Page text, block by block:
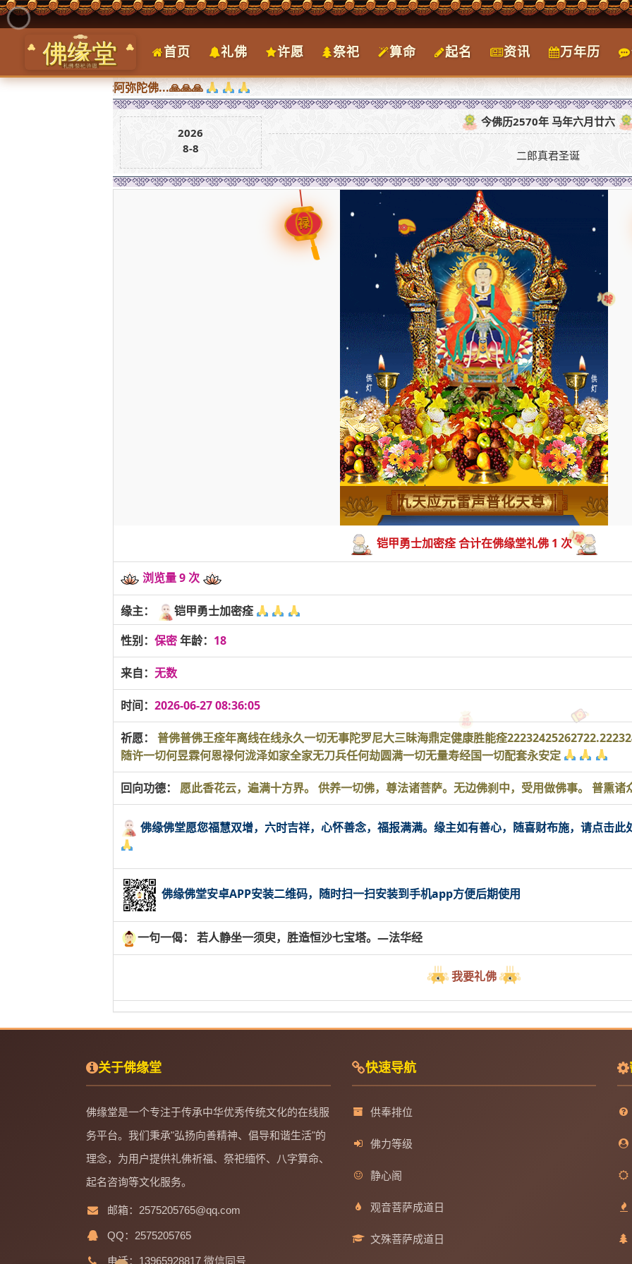
首页 礼佛 许愿 祭祀 算命 起名 资讯 万年历
所求皆圆满，南无阿弥陀佛...🙏🙏🙏
2026
8-8
今佛历2570年 马年六月廿六
二郎真君圣诞
禄
九天应元雷声普化天尊
铠甲勇士加密痊 合计在佛缘堂礼佛 1 次
浏览量 9 次
缘主：
铠甲勇士加密痊
性别： 保密年龄： 18
来自： 无数
时间： 2026-06-27 08:36:05
祈愿：
普佛普佛王痊年离线在线永久一切无事陀罗尼大三昧海鼎定健康胜能痊
随许一切何昱霖何恩禄何泷泽如家全家无刀兵任何劫圆满一切无量寿经国一切配套永安定
回向功德： 愿此香花云，遍满十方界。 供养一切佛，尊法诸菩萨。无边佛刹中，受用做佛事。 普熏
佛缘佛堂愿您福慧双增，六时吉祥，心怀善念，福报满满。缘主如有善心，随喜财布施，请点击
佛缘佛堂安卓APP安装二维码，随时扫一扫安装到手机app方便后期使用
一句一偈： 若人静坐一须臾，胜造恒沙七宝塔。—法华经
我要礼佛
关于佛缘堂
佛缘堂是一个专注于传承中华优秀传统文化的在线服
务平台。我们秉承"弘扬向善精神、倡导和谐生活"的
理念，为用户提供礼佛祈福、祭祀缅怀、八字算命、
起名咨询等文化服务。
邮箱：2575205765@qq.com
QQ：2575205765
电话：13965928817 微信同号
快速导航
供奉排位
佛力等级
静心阁
观音菩萨成道日
文殊菩萨成道日